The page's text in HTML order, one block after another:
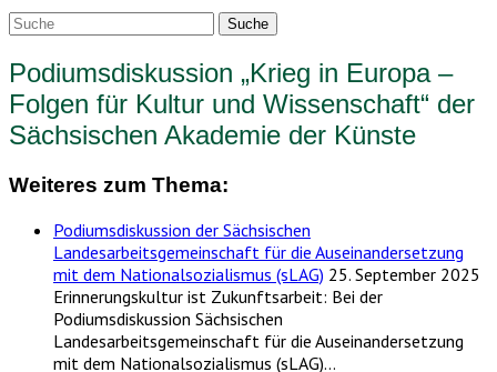
Podiumsdiskussion „Krieg in Europa –
Folgen für Kultur und Wissenschaft“ der
Sächsischen Akademie der Künste
Weiteres zum Thema:
Podiumsdiskussion der Sächsischen
Landesarbeitsgemeinschaft für die Auseinandersetzung
mit dem Nationalsozialismus (sLAG) 25. September 2025
Erinnerungskultur ist Zukunftsarbeit: Bei der
Podiumsdiskussion Sächsischen
Landesarbeitsgemeinschaft für die Auseinandersetzung
mit dem Nationalsozialismus (sLAG)…